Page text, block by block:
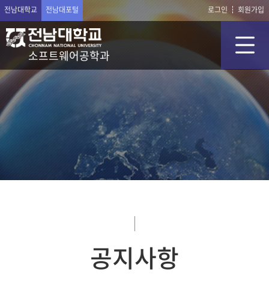
전남대학교 전남대포털 로그인 회원가입
소프트웨어공학과
공지사항